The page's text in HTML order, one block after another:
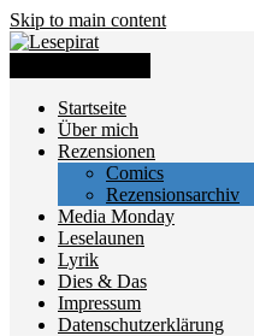
Skip to main content
Startseite
Über mich
Rezensionen
Comics
Rezensionsarchiv
Media Monday
Leselaunen
Lyrik
Dies & Das
Impressum
Datenschutzerklärung